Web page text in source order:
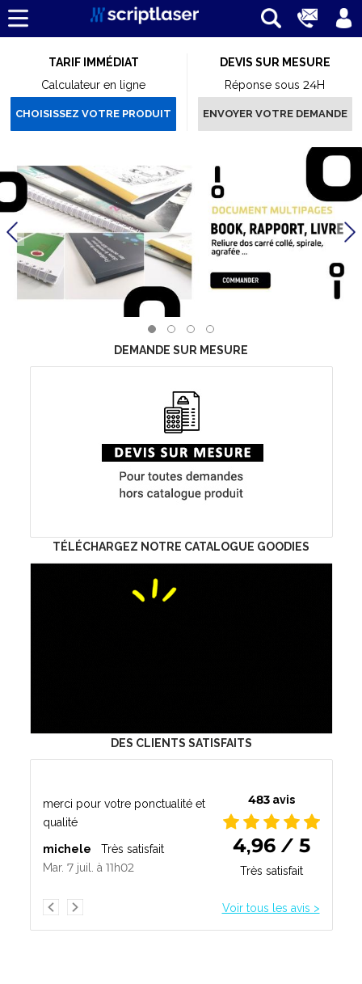
TARIF IMMÉDIAT
Calculateur en ligne
CHOISISSEZ VOTRE PRODUIT
DEVIS SUR MESURE
Réponse sous 24H
ENVOYER VOTRE DEMANDE
DES CLIENTS SATISFAITS
merci pour votre ponctualité et
qualité
michele Très satisfait
Mar. 7 juil. à 11h02
483 avis
4,96 / 5
Très satisfait
Voir tous les avis >
DEMANDE SUR MESURE
TÉLÉCHARGEZ NOTRE CATALOGUE GOODIES